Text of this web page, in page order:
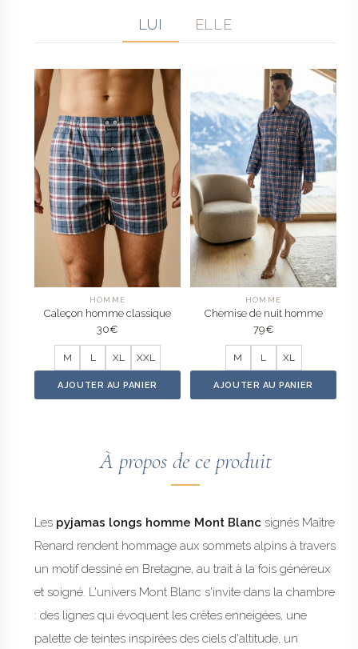
LUI ELLE
HOMME
Caleçon homme classique
30€
M L XL XXL
AJOUTER AU PANIER
HOMME
Chemise de nuit homme
79€
M L XL
AJOUTER AU PANIER
À propos de ce produit
Les pyjamas longs homme Mont Blanc signés Maître
Renard rendent hommage aux sommets alpins à travers
un motif dessiné en Bretagne, au trait à la fois généreux
et soigné. L'univers Mont Blanc s'invite dans la chambre
: des lignes qui évoquent les crêtes enneigées, une
palette de teintes inspirées des ciels d'altitude, un